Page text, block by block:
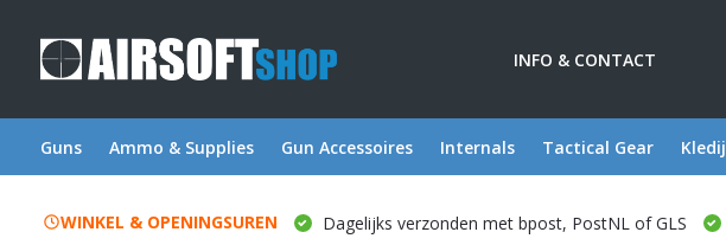
INFO & CONTACT
Guns Ammo & Supplies Gun Accessoires Internals Tactical Gear Kledij
WINKEL & OPENINGSUREN Dagelijks verzonden met bpost, PostNL of GLS